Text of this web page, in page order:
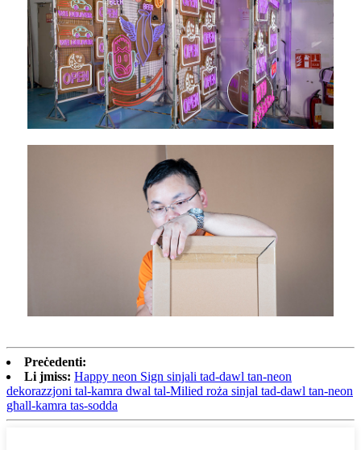
Preċedenti:
Li jmiss: Happy neon Sign sinjali tad-dawl tan-neon
dekorazzjoni tal-kamra dwal tal-Milied roża sinjal tad-dawl tan-neon
għall-kamra tas-sodda